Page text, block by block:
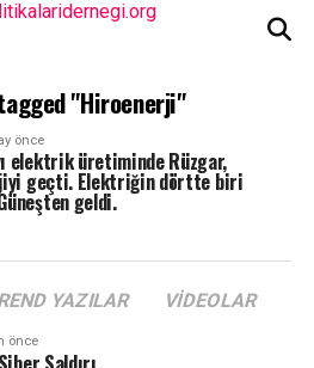
"Hiroenerji"
önce
elektrik üretiminde Rüzgar,
geçti. Elektriğin dörtte biri
geldi.
YAZILAR VIDEOLAR
önce